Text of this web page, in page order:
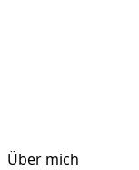
Über mich